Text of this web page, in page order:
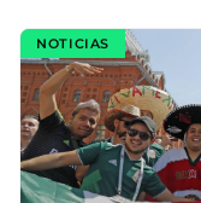
NOTICIAS